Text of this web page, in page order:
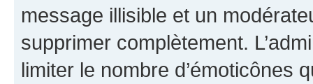
message illisible et un
supprimer complètement.
limiter le nombre d’émoticônes